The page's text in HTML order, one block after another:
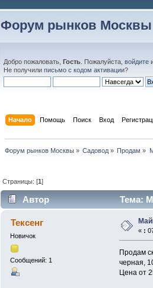
Форум рынков Москвы
Добро пожаловать,Гость . Пожалуйста,войдите
Не получилиписьмо с кодом активации?
Начало Помощь Поиск Вход
Форум рынков Москвы» Садовод» Продам »
Страницы: [1]
Автор Тема:
Тексенг
Новичок
Сообщений: 1
« :
Продам
черная,
Цена от